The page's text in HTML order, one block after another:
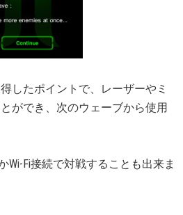
したポイントで、レーザーやミ
ができ、次のウェーブから使用
Wi-Fi接続で対戦することも出来ま